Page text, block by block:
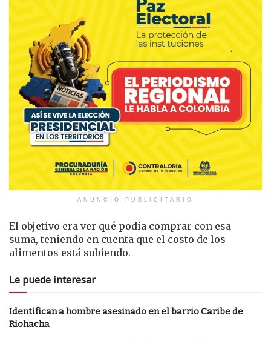
ANUNCIO PUBLICITARIO
El objetivo era ver qué podía comprar con esa
suma, teniendo en cuenta que el costo de los
alimentos está subiendo.
Le puede interesar
Identifican a hombre asesinado en el barrio Caribe de
Riohacha